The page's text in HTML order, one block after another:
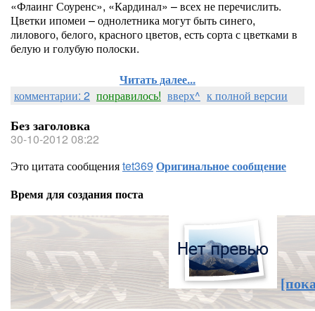
«Флаинг Соуренс», «Кардинал» – всех не перечислить.
Цветки ипомеи – однолетника могут быть синего,
лилового, белого, крас­ного цветов, есть сорта с цветками в
белую и голубую полоски.
Читать далее...
комментарии: 2 понравилось! вверх^ к полной версии
Без заголовка
30-10-2012 08:22
Это цитата сообщенияtet369 Оригинальное сообщение
Время для создания поста